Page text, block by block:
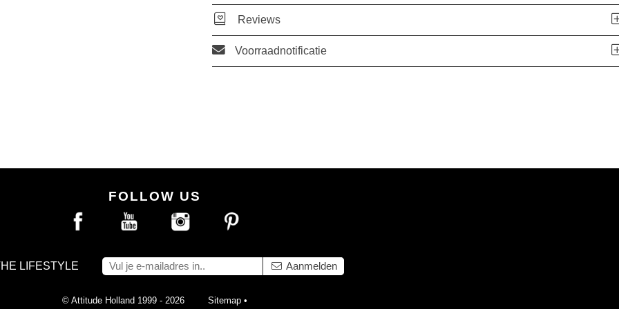
Reviews
Voorraadnotificatie
FOLLOW US
LIFESTYLE Aanmelden
© Attitude Holland 1999 - 2026 Sitemap •